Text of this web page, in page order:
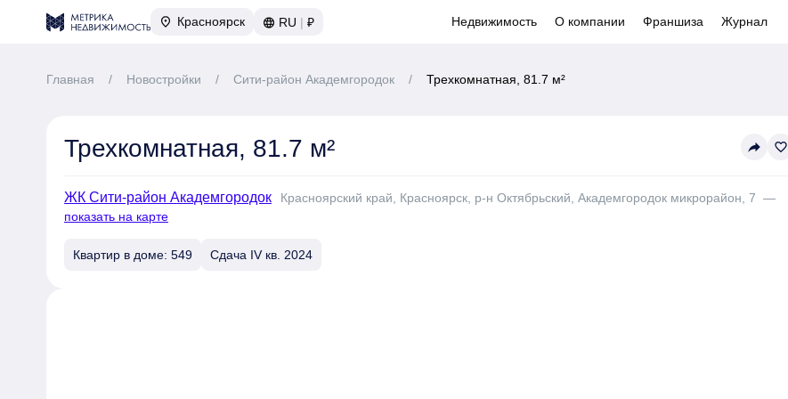
Красноярск RU | ₽ Недвижимость О компании Франшиза Журнал
Главная / Новостройки / Сити-район Академгородок / Трехкомнатная, 81.7 м²
Трехкомнатная, 81.7 м² reply favorite_border
ЖК Сити-район Академгородок Красноярский край, Красноярск, р-н Октябрьский, Академгородок микрорайон, 7 —
показать на карте
Квартир в доме: 549 Сдача IV кв. 2024